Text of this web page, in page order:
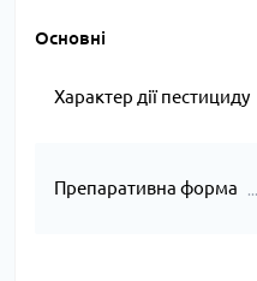
Основні
Характер дії пестициду
Препаративна форма